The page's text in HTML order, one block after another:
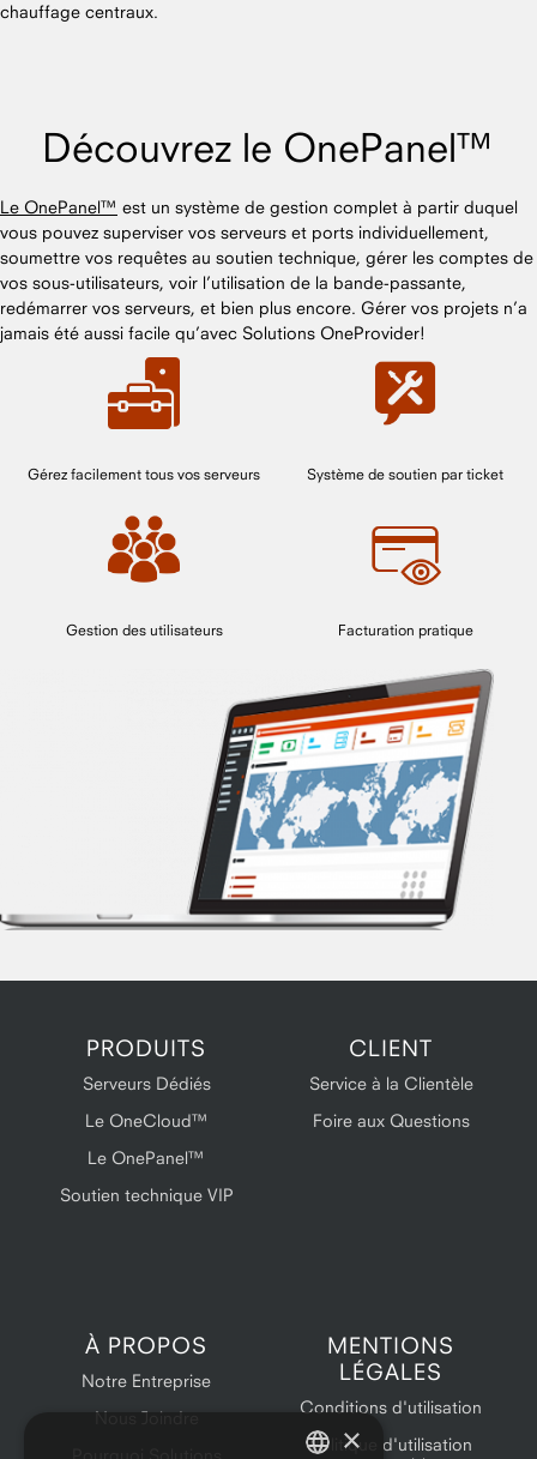
chauffage centraux.
Découvrez le OnePanel™
Le OnePanel™ est un système de gestion complet à partir duquel
vous pouvez superviser vos serveurs et ports individuellement,
soumettre vos requêtes au soutien technique, gérer les comptes de
vos sous-utilisateurs, voir l’utilisation de la bande-passante,
redémarrer vos serveurs, et bien plus encore. Gérer vos projets n’a
jamais été aussi facile qu’avec Solutions OneProvider!
Gérez facilement tous vos serveurs Système de soutien par ticket
Gestion des utilisateurs Facturation pratique
PRODUITS
Serveurs Dédiés
Le OneCloud™
Le OnePanel™
Soutien technique VIP
CLIENT
Service à la Clientèle
Foire aux Questions
À PROPOS
Notre Entreprise
Nous Joindre
MENTIONS
LÉGALES
Conditions d'utilisation
Politique d'utilisation
×